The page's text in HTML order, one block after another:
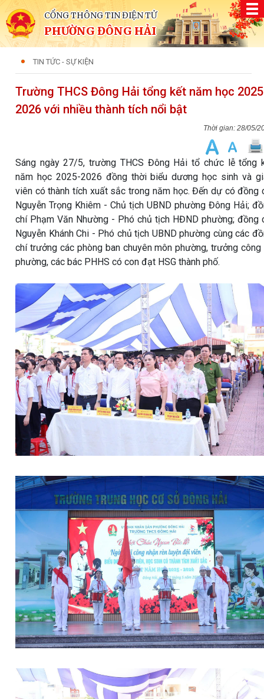
CỔNG THÔNG TIN ĐIỆN TỬ
PHƯỜNG ĐÔNG HẢI
TIN TỨC - SỰ KIỆN
Trường THCS Đông Hải tổng kết năm học
2026 với nhiều thành tích nổi bật
28/05/
Sáng ngày 27/5, trường THCS Đông Hải tổ chức lễ tổng
năm học 2025-2026 đồng thời biểu dương học sinh và
viên có thành tích xuất sắc trong năm học. Đến dự có đồng
Nguyễn Trọng Khiêm - Chủ tịch UBND phường Đông Hải;
chí Phạm Văn Nhường - Phó chủ tịch HĐND phường; đồng
Nguyễn Khánh Chi - Phó chủ tịch UBND phường cùng các
chí trưởng các phòng ban chuyên môn phường, trưởng công
phường, các bác PHHS có con đạt HSG thành phố.